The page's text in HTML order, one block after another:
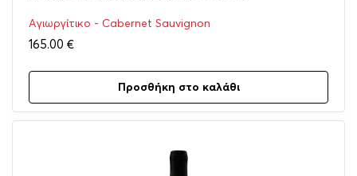
Αγιωργίτικο - Cabernet Sauvignon
165.00 €
Προσθήκη στο καλάθι